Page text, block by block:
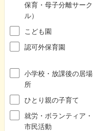
保育・母子分離サーク
ル）
こども園
認可外保育園
小学校・放課後の居場
所
ひとり親の子育て
就労・ボランティア・
市民活動